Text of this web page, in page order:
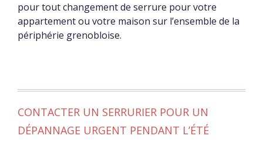
pour tout changement de serrure pour votre
appartement ou votre maison sur l’ensemble de la
périphérie grenobloise.
CONTACTER UN SERRURIER POUR UN
DÉPANNAGE URGENT PENDANT L’ÉTÉ